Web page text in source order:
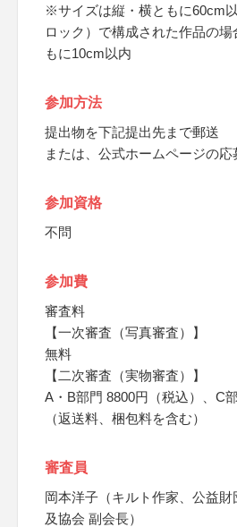
※サイズは縦・横ともに60cm
ロック）で構成された作品の場
もに10cm以内
参加方法
提出物を下記提出先まで郵送
または、公式ホームページの
参加資格
不問
参加費
審査料
【一次審査（写真審査）】
無料
【二次審査（実物審査）】
A・B部門 8800円（税込）、C
（返送料、梱包料を含む）
審査員
岡本洋子（キルト作家、公益
及協会 副会長）